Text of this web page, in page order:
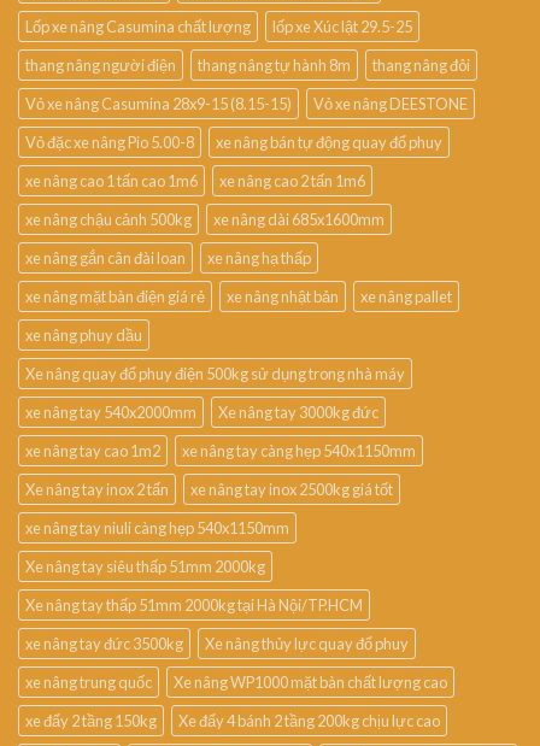
Lốp xe nâng Casumina chất lượng
lốp xe Xúc lật 29.5-25
thang nâng người điện
thang nâng tự hành 8m
thang nâng đôi
Vỏ xe nâng Casumina 28x9-15 (8.15-15)
Vỏ xe nâng DEESTONE
Vỏ đặc xe nâng Pio 5.00-8
xe nâng bán tự động quay đổ phuy
xe nâng cao 1 tấn cao 1m6
xe nâng cao 2 tấn 1m6
xe nâng chậu cảnh 500kg
xe nâng dài 685x1600mm
xe nâng gắn cân đài loan
xe nâng hạ thấp
xe nâng mặt bàn điện giá rẻ
xe nâng nhật bản
xe nâng pallet
xe nâng phuy dầu
Xe nâng quay đổ phuy điện 500kg sử dụng trong nhà máy
xe nâng tay 540x2000mm
Xe nâng tay 3000kg đức
xe nâng tay cao 1m2
xe nâng tay càng hẹp 540x1150mm
Xe nâng tay inox 2 tấn
xe nâng tay inox 2500kg giá tốt
xe nâng tay niuli càng hẹp 540x1150mm
Xe nâng tay siêu thấp 51mm 2000kg
Xe nâng tay thấp 51mm 2000kg tại Hà Nội/TP.HCM
xe nâng tay đức 3500kg
Xe nâng thủy lực quay đổ phuy
xe nâng trung quốc
Xe nâng WP1000 mặt bàn chất lượng cao
xe đẩy 2 tầng 150kg
Xe đẩy 4 bánh 2 tầng 200kg chịu lực cao